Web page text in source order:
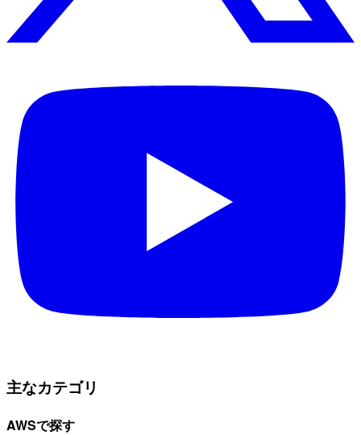
主なカテゴリ
AWSで探す